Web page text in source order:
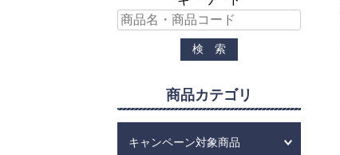
商品カテゴリ
キャンペーン対象商品